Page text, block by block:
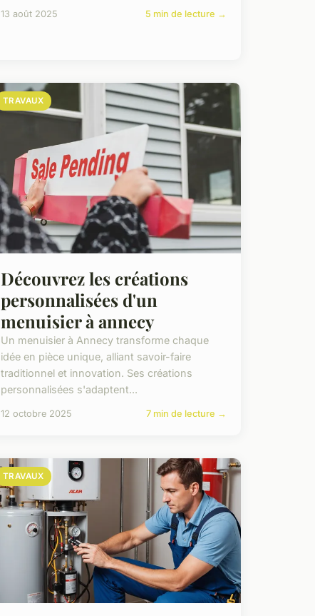
13 août 2025 5 min de lecture →
TRAVAUX
Découvrez les créations
personnalisées d'un
menuisier à annecy
Un menuisier à Annecy transforme chaque
idée en pièce unique, alliant savoir-faire
traditionnel et innovation. Ses créations
personnalisées s'adaptent...
12 octobre 2025 7 min de lecture →
TRAVAUX